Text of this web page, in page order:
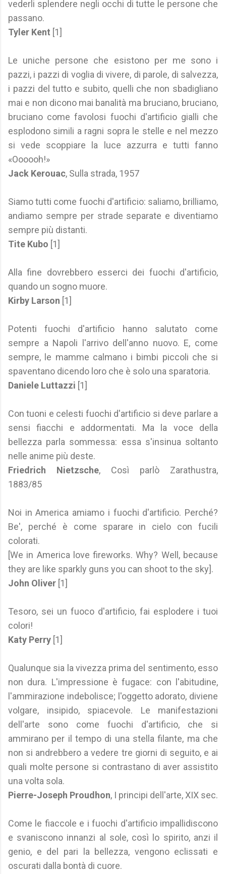
vederli splendere negli occhi di tutte le persone che
passano.
Tyler Kent [1]
Le uniche persone che esistono per me sono i
pazzi, i pazzi di voglia di vivere, di parole, di salvezza,
i pazzi del tutto e subito, quelli che non sbadigliano
mai e non dicono mai banalità ma bruciano, bruciano,
bruciano come favolosi fuochi d'artificio gialli che
esplodono simili a ragni sopra le stelle e nel mezzo
si vede scoppiare la luce azzurra e tutti fanno
«Oooooh!»
Jack Kerouac, Sulla strada, 1957
Siamo tutti come fuochi d'artificio: saliamo, brilliamo,
andiamo sempre per strade separate e diventiamo
sempre più distanti.
Tite Kubo [1]
Alla fine dovrebbero esserci dei fuochi d'artificio,
quando un sogno muore.
Kirby Larson [1]
Potenti fuochi d'artificio hanno salutato come
sempre a Napoli l'arrivo dell'anno nuovo. E, come
sempre, le mamme calmano i bimbi piccoli che si
spaventano dicendo loro che è solo una sparatoria.
Daniele Luttazzi [1]
Con tuoni e celesti fuochi d'artificio si deve parlare a
sensi fiacchi e addormentati. Ma la voce della
bellezza parla sommessa: essa s'insinua soltanto
nelle anime più deste.
Friedrich Nietzsche, Così parlò Zarathustra,
1883/85
Noi in America amiamo i fuochi d'artificio. Perché?
Be', perché è come sparare in cielo con fucili
colorati.
[We in America love fireworks. Why? Well, because
they are like sparkly guns you can shoot to the sky].
John Oliver [1]
Tesoro, sei un fuoco d'artificio, fai esplodere i tuoi
colori!
Katy Perry [1]
Qualunque sia la vivezza prima del sentimento, esso
non dura. L'impressione è fugace: con l'abitudine,
l'ammirazione indebolisce; l'oggetto adorato, diviene
volgare, insipido, spiacevole. Le manifestazioni
dell'arte sono come fuochi d'artificio, che si
ammirano per il tempo di una stella filante, ma che
non si andrebbero a vedere tre giorni di seguito, e ai
quali molte persone si contrastano di aver assistito
una volta sola.
Pierre-Joseph Proudhon, I principi dell'arte, XIX sec.
Come le fiaccole e i fuochi d'artificio impallidiscono
e svaniscono innanzi al sole, così lo spirito, anzi il
genio, e del pari la bellezza, vengono eclissati e
oscurati dalla bontà di cuore.